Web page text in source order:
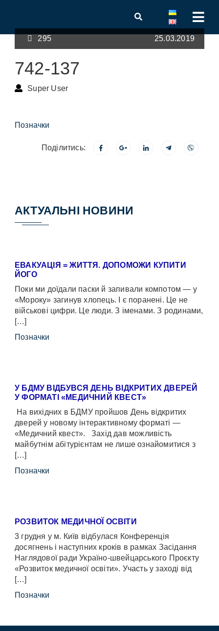
295 25.03.2019
742-137
Super User
Позначки
Поділитись:
АКТУАЛЬНІ НОВИНИ
ЕВАКУАЦІЯ = ЖИТТЯ. ДОПОМОЖИ КУПИТИ
ЙОГО
Поки ми доїдали паски й запивали компотом — у
«Мороку» загинув хлопець. І є поранені. Це не
військові цифри. Це люди. З іменами. З родинами,
[…]
Позначки
У БДМУ ВІДБУВСЯ ДЕНЬ ВІДКРИТИХ ДВЕРЕЙ
У ФОРМАТІ «МЕДИЧНИЙ КВЕСТ»
На вихідних в БДМУ пройшов День відкритих
дверей у новому інтерактивному форматі —
«Медичний квест». Захід дав можливість
майбутнім абітурієнтам не лише ознайомитися з
[…]
Позначки
РОЗВИТОК МЕДИЧНОЇ ОСВІТИ
3 грудня у м. Київ відбулася Конференція
досягнень і наступних кроків в рамках Засідання
Наглядової ради Україно-швейцарського Проєкту
«Розвиток медичної освіти». Участь у заході від
[…]
Позначки